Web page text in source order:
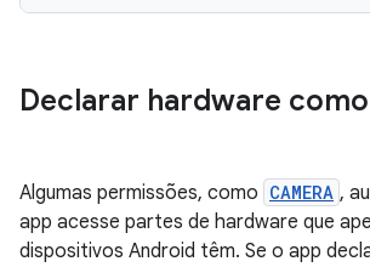
Declarar hardware
Algumas permissões, como CAMERA ,
app acesse partes de hardware que
dispositivos Android têm. Se o app